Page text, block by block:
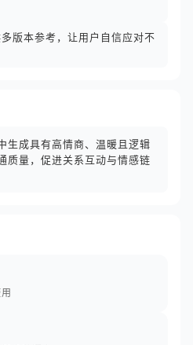
版本参考，让用户自信应对不
生成具有高情商、温暖且逻辑
质量，促进关系互动与情感链